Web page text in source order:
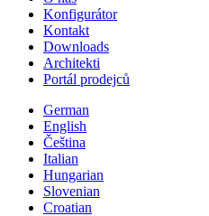
Konfigurátor
Kontakt
Downloads
Architekti
Portál prodejců
German
English
Čeština
Italian
Hungarian
Slovenian
Croatian